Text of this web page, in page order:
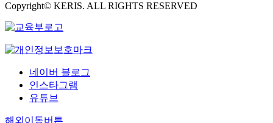
Copyright© KERIS. ALL RIGHTS RESERVED
네이버 블로그
인스타그램
유튜브
해외이동버튼